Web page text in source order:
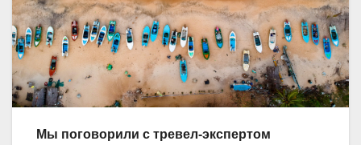
Мы поговорили с тревел-экспертом